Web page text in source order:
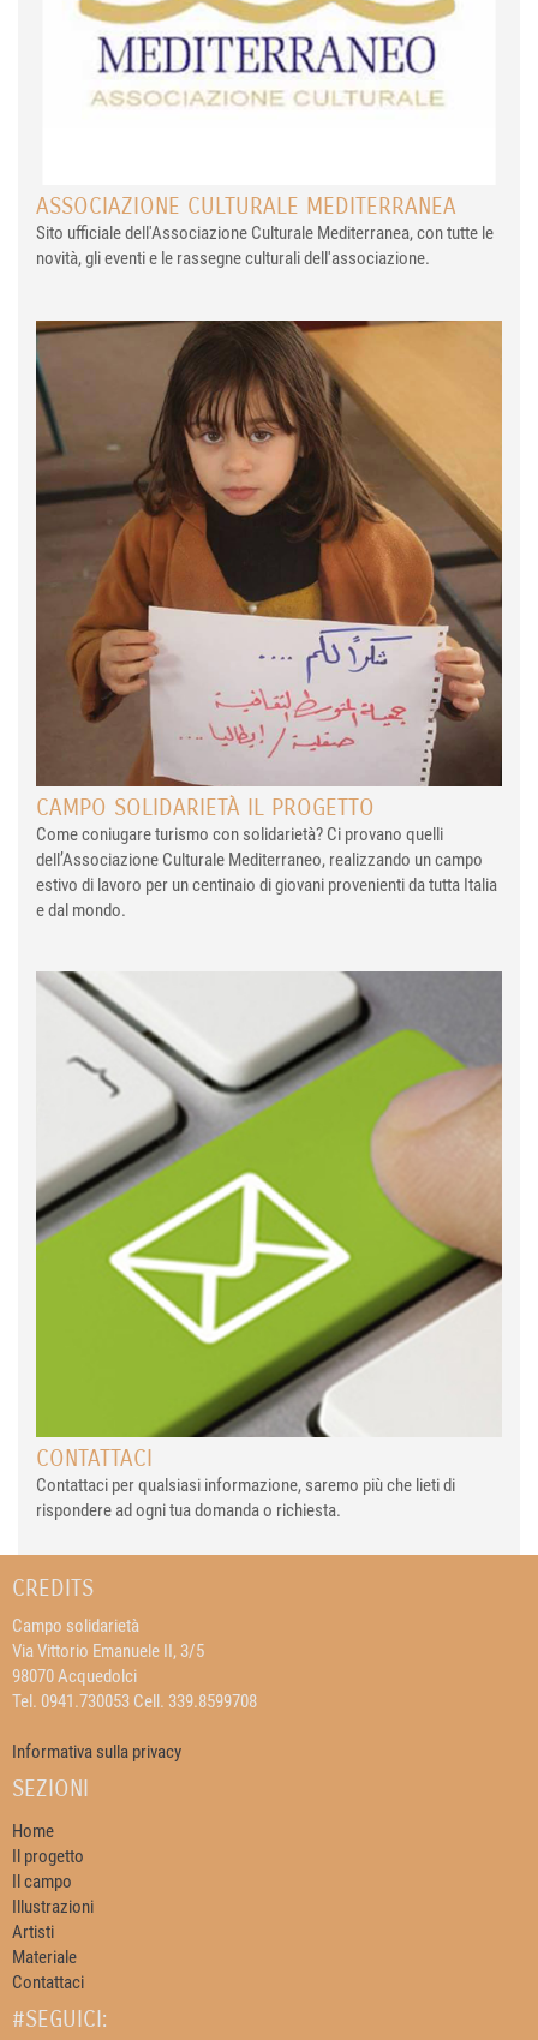
ASSOCIAZIONE CULTURALE MEDITERRANEA
Sito ufficiale dell'Associazione Culturale Mediterranea, con tutte le
novità, gli eventi e le rassegne culturali dell'associazione.
CAMPO SOLIDARIETÀ IL PROGETTO
Come coniugare turismo con solidarietà? Ci provano quelli
dell’Associazione Culturale Mediterraneo, realizzando un campo
estivo di lavoro per un centinaio di giovani provenienti da tutta Italia
e dal mondo.
CONTATTACI
Contattaci per qualsiasi informazione, saremo più che lieti di
rispondere ad ogni tua domanda o richiesta.
CREDITS
Campo solidarietà
Via Vittorio Emanuele II, 3/5
98070 Acquedolci
Tel. 0941.730053 Cell. 339.8599708
Informativa sulla privacy
SEZIONI
Home
Il progetto
Il campo
Illustrazioni
Artisti
Materiale
Contattaci
#SEGUICI: